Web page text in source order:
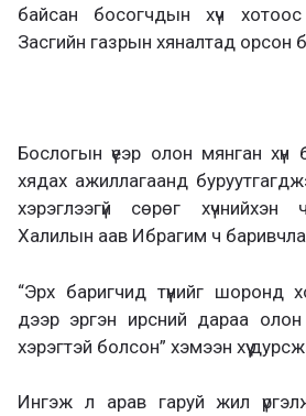
байсан босогчдын хүч
Засгийн газрын хяналтад орсон
Бослогын үеэр олон мянган хүн
хядах ажиллагаанд
хэрэглээгүй сөрөг
Халилын аав Ибрагим ч
“Эрх баригчид түүнийг шоронд
дээр эргэн ирсний дараа олон
хэрэгтэй болсон” хэмээн хүү
Ингэж л арав гаруй жил